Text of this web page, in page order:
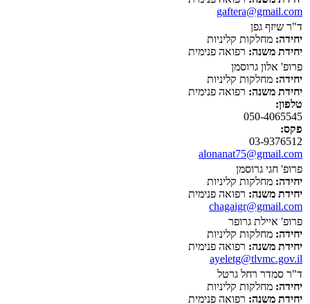
gaftera@gmail.com
ד"ר שיזף גפן
יחידה: מחלקות קליניות
יחידת משנה: רפואה פנימית
פרופ' אלון גרוסמן
יחידה: מחלקות קליניות
יחידת משנה: רפואה פנימית
טלפון:
050-4065545
פקס:
03-9376512
alonanat75@gmail.com
פרופ' חגי גרוסמן
יחידה: מחלקות קליניות
יחידת משנה: רפואה פנימית
chagaigr@gmail.com
פרופ' איילת גרופר
יחידה: מחלקות קליניות
יחידת משנה: רפואה פנימית
ayeletg@tlvmc.gov.il
ד"ר סמדר רחל גרטל
יחידה: מחלקות קליניות
יחידת משנה: רפואה פנימית